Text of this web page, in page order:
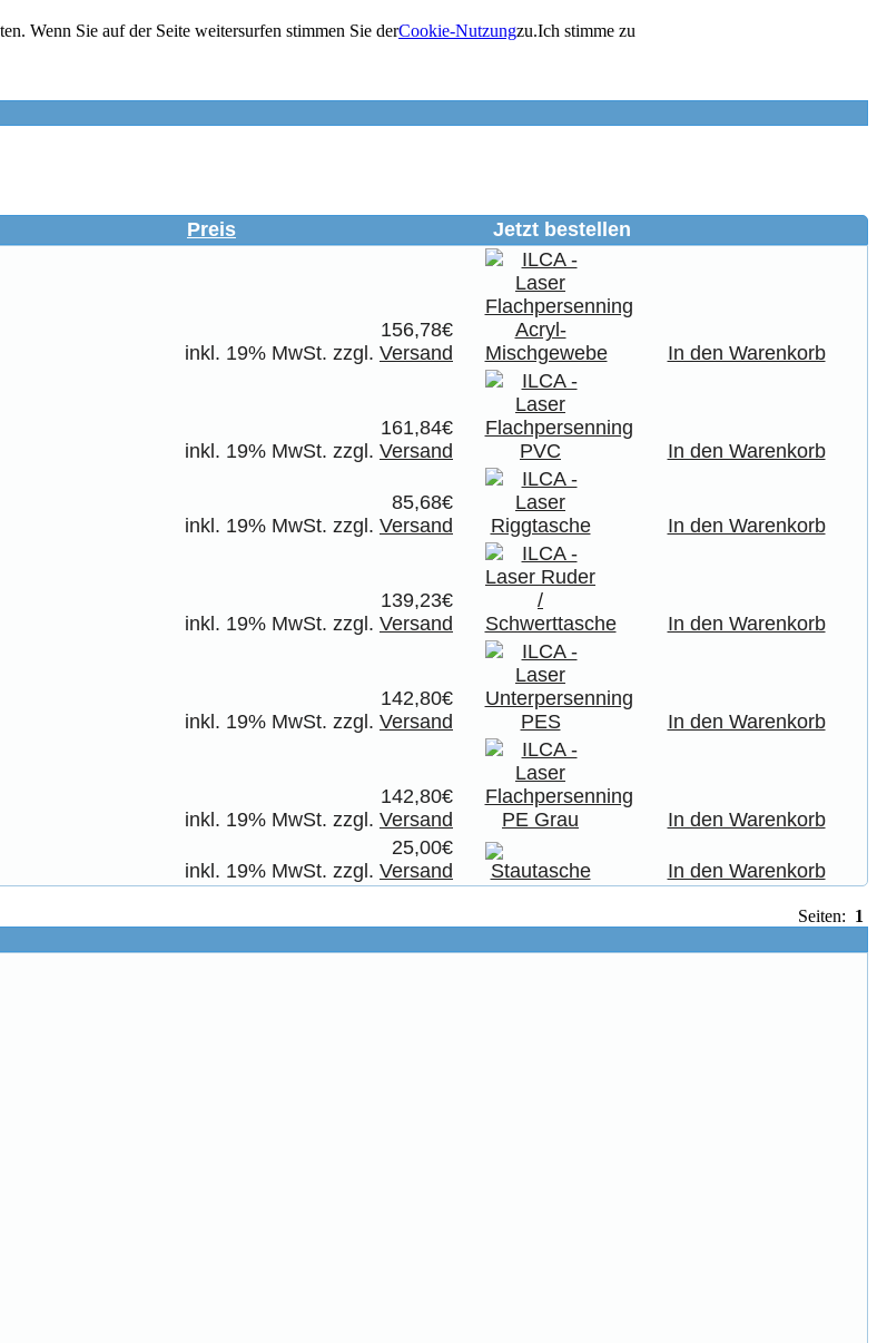
Wenn Sie auf der Seite weitersurfen stimmen Sie derCookie-Nutzungzu.Ich stimme zu
Preis Jetzt bestellen
156,78€
inkl. 19% MwSt. zzgl. Versand In den Warenkorb
161,84€
inkl. 19% MwSt. zzgl. Versand In den Warenkorb
85,68€
inkl. 19% MwSt. zzgl. Versand In den Warenkorb
139,23€
inkl. 19% MwSt. zzgl. Versand In den Warenkorb
142,80€
inkl. 19% MwSt. zzgl. Versand In den Warenkorb
142,80€
inkl. 19% MwSt. zzgl. Versand In den Warenkorb
25,00€
inkl. 19% MwSt. zzgl. Versand In den Warenkorb
Seiten: 1